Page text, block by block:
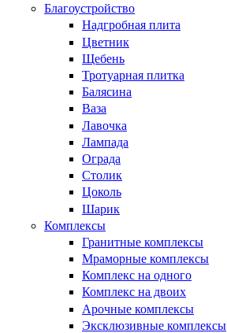
Благоустройство
Надгробная плита
Цветник
Щебень
Тротуарная плитка
Балясина
Ваза
Лавочка
Лампада
Ограда
Столик
Цоколь
Шарик
Комплексы
Гранитные комплексы
Мраморные комплексы
Комплекс на одного
Комплекс на двоих
Арочные комплексы
Эксклюзивные комплексы